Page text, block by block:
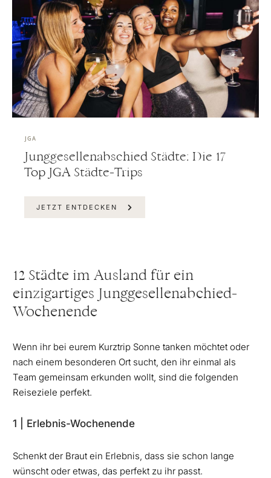
JGA
Junggesellenabschied Städte: Die 17
Top JGA Städte-Trips
JETZT ENTDECKEN
12 Städte im Ausland für ein
einzigartiges Junggesellenabchied-
Wochenende
Wenn ihr bei eurem Kurztrip Sonne tanken möchtet oder
nach einem besonderen Ort sucht, den ihr einmal als
Team gemeinsam erkunden wollt, sind die folgenden
Reiseziele perfekt.
1 | Erlebnis-Wochenende
Schenkt der Braut ein Erlebnis, dass sie schon lange
wünscht oder etwas, das perfekt zu ihr passt.